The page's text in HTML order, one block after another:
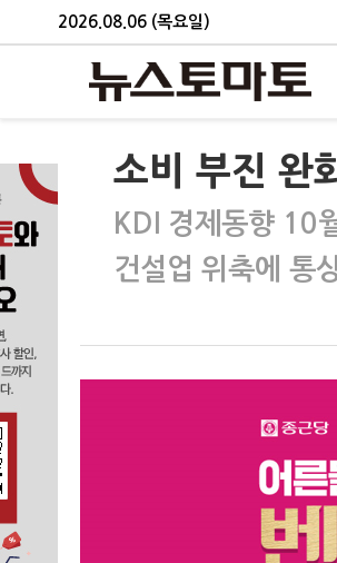
2026.08.06 (목요일)
소비 부진 완
KDI 경제동향 10
건설업 위축에 통